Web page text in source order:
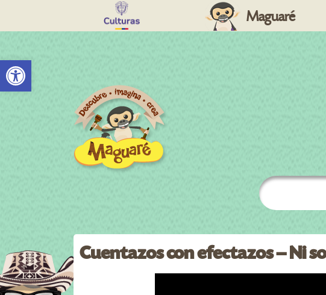
Abrir barra de herramientas
Maguaré
Cuentazos con efectazos – Ni